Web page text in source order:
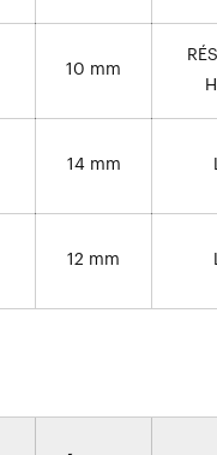
10 mm
14 mm
12 mm